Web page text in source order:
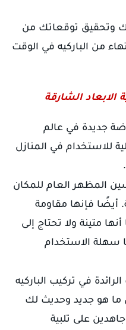
وتحقيق توقعاتك من
من الباركيه في الوقت
الابعاد الشارقة
جديدة في عالم
للاستخدام في المنازل
المظهر العام للمكان
أيضًا فإنها مقاومة
متينة ولا تحتاج إلى
سهلة الاستخدام
في تركيب الباركيه
ما هو جديد وحديث لك
على تلبية